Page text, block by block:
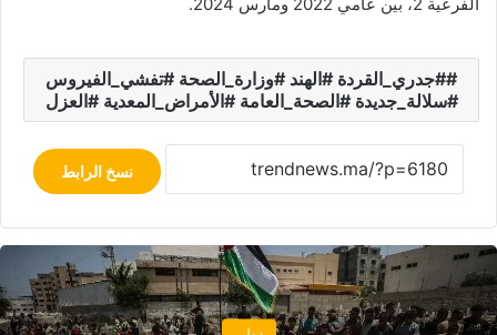
#جدري_القردة #الهند #وزارة_الصحة #تفشي_الفيروس
#سلالة_جديدة #الصحة_العامة #الأمراض_المعدية #العزل
نسخ الرابط